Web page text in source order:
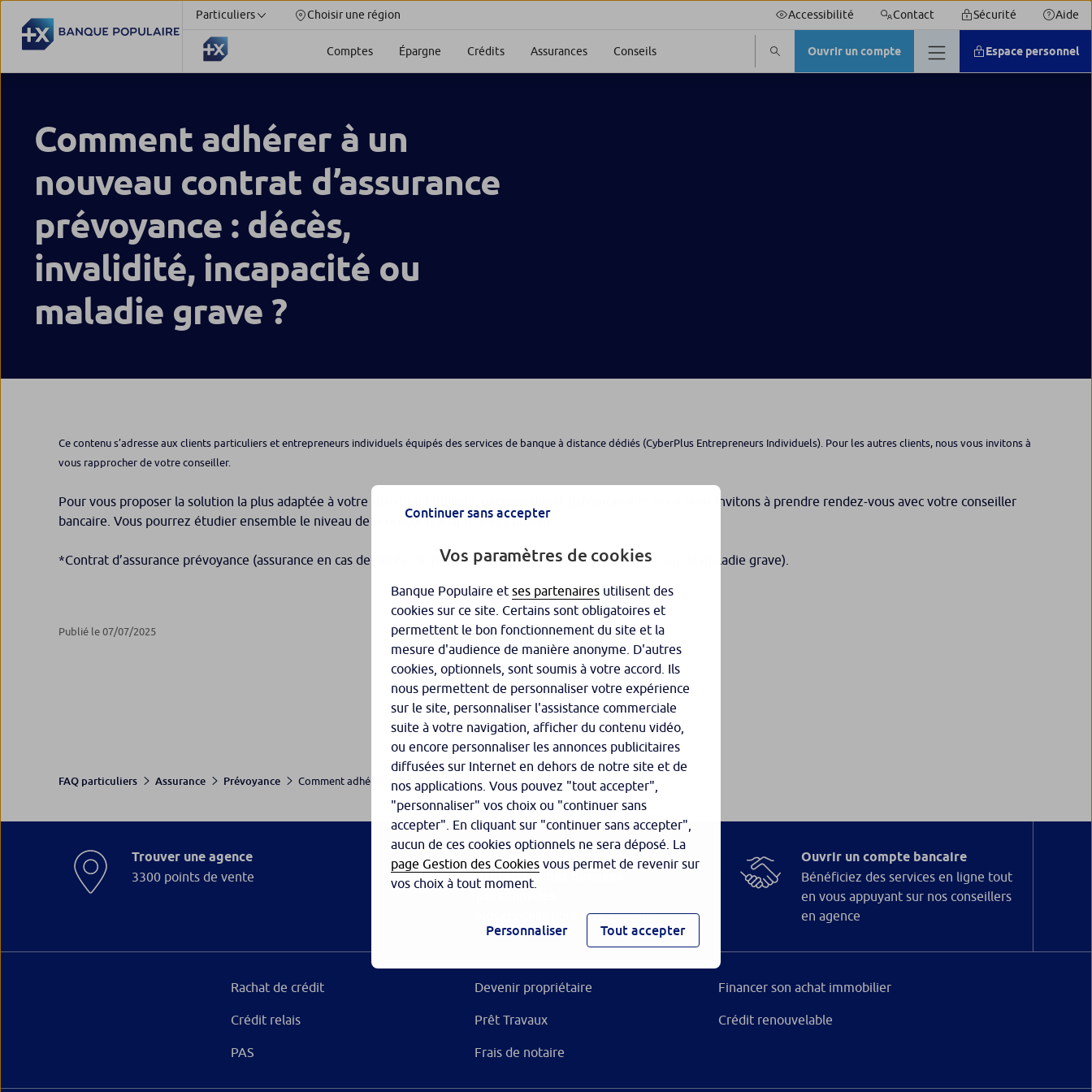
Particuliers Choisir une région Accessibilité Contact Sécurité Aide
Comptes Épargne Crédits Assurances Conseils Ouvrir un compte Espace personnel
Comment adhérer à un
nouveau contrat d’assurance
prévoyance : décès,
invalidité, incapacité ou
maladie grave ?
Ce contenu s’adresse aux clients particuliers et entrepreneurs individuels équipés des services de banque à distance dédiés (CyberPlus Entrepreneurs Individuels). Pour les autres clients, nous vous invitons à
vous rapprocher de votre conseiller.
Pour vous proposer la solution la plus adaptée à votre situation familiale, personnelle et patrimoniale*, nous vous invitons à prendre rendez-vous avec votre conseiller
bancaire. Vous pourrez étudier ensemble le niveau de protection adapté à vos besoins.
*Contrat d’assurance prévoyance (assurance en cas de décès, de perte totale et irréversible d’autonomie ou de maladie grave).
Publié le 07/07/2025
FAQ particuliers Assurance Prévoyance Comment adhérer à un...
Trouver une agence
3300 points de vente
Tout savoir sur la sécurité & la
protection des données
Nos conseils pour être vigilant
Ouvrir un compte bancaire
Bénéficiez des services en ligne tout
en vous appuyant sur nos conseillers
en agence
Rachat de crédit Devenir propriétaire Financer son achat immobilier
Crédit relais Prêt Travaux Crédit renouvelable
PAS Frais de notaire
Continuer sans accepter
Vos paramètres de cookies
Banque Populaire et ses partenaires utilisent des
cookies sur ce site. Certains sont obligatoires et
permettent le bon fonctionnement du site et la
mesure d'audience de manière anonyme. D'autres
cookies, optionnels, sont soumis à votre accord. Ils
nous permettent de personnaliser votre expérience
sur le site, personnaliser l'assistance commerciale
suite à votre navigation, afficher du contenu vidéo,
ou encore personnaliser les annonces publicitaires
diffusées sur Internet en dehors de notre site et de
nos applications. Vous pouvez "tout accepter",
"personnaliser" vos choix ou "continuer sans
accepter". En cliquant sur "continuer sans accepter",
aucun de ces cookies optionnels ne sera déposé. La
page Gestion des Cookies vous permet de revenir sur
vos choix à tout moment.
Personnaliser Tout accepter